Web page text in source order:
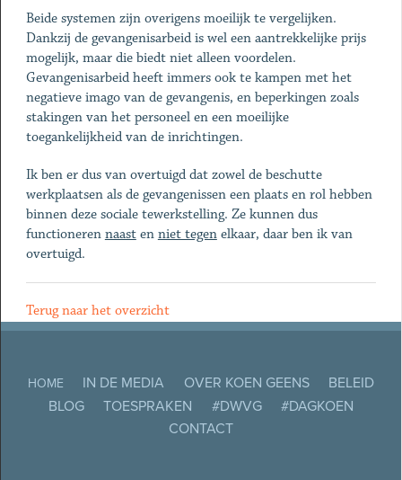
Beide systemen zijn overigens moeilijk te vergelijken.
Dankzij de gevangenisarbeid is wel een aantrekkelijke prijs
mogelijk, maar die biedt niet alleen voordelen.
Gevangenisarbeid heeft immers ook te kampen met het
negatieve imago van de gevangenis, en beperkingen zoals
stakingen van het personeel en een moeilijke
toegankelijkheid van de inrichtingen.
Ik ben er dus van overtuigd dat zowel de beschutte
werkplaatsen als de gevangenissen een plaats en rol hebben
binnen deze sociale tewerkstelling. Ze kunnen dus
functioneren naasten niet tegenelkaar, daar ben ik van
overtuigd.
Terug naar het overzicht
HOME IN DE MEDIA OVER KOEN GEENS
BELEID
BLOG
TOESPRAKEN #DWVG
#DAGKOEN
CONTACT